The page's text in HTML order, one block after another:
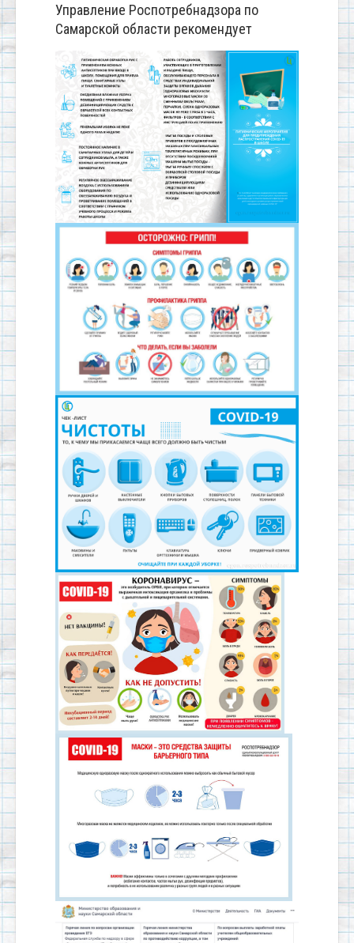
Управление Роспотребнадзора по
Самарской области рекомендует